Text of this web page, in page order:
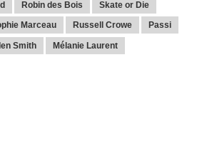
Robin des Bois Skate or Die
Marceau Russell Crowe Passi
Smith Mélanie Laurent